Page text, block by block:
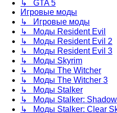
↳ GTA 5
Игровые моды
↳ Игровые моды
↳ Моды Resident Evil
↳ Моды Resident Evil 2
↳ Моды Resident Evil 3
↳ Моды Skyrim
↳ Моды The Witcher
↳ Моды The Witcher 3
↳ Моды Stalker
↳ Моды Stalker: Shadow
↳ Моды Stalker: Clear